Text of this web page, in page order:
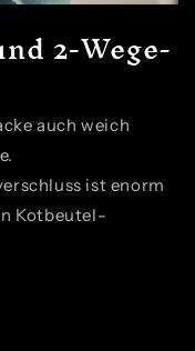
2-Wege-
auch weich
ist enorm
Kotbeutel-